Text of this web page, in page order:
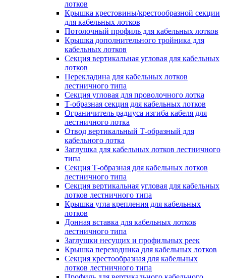
лотков
Крышка крестовины/крестообразной секции
для кабельных лотков
Потолочный профиль для кабельных лотков
Крышка дополнительного тройника для
кабельных лотков
Секция вертикальная угловая для кабельных
лотков
Перекладина для кабельных лотков
лестничного типа
Секция угловая для проволочного лотка
Т-образная секция для кабельных лотков
Ограничитель радиуса изгиба кабеля для
лестничного лотка
Отвод вертикальный Т-образный для
кабельного лотка
Заглушка для кабельных лотков лестничного
типа
Секция Т-образная для кабельных лотков
лестничного типа
Секция вертикальная угловая для кабельных
лотков лестничного типа
Крышка угла крепления для кабельных
лотков
Донная вставка для кабельных лотков
лестничного типа
Заглушки несущих и профильных реек
Крышка переходника для кабельных лотков
Секция крестообразная для кабельных
лотков лестничного типа